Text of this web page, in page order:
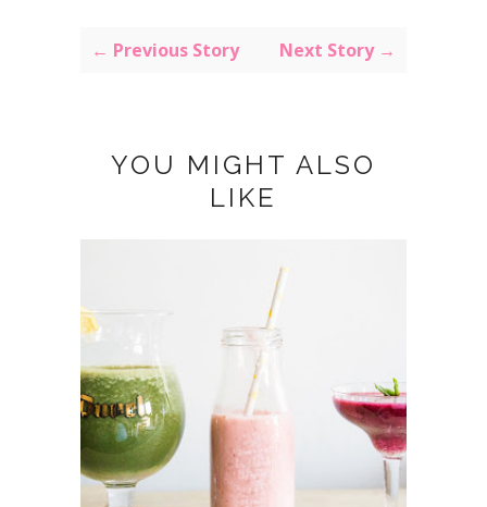
← Previous Story Next Story →
YOU MIGHT ALSO
LIKE